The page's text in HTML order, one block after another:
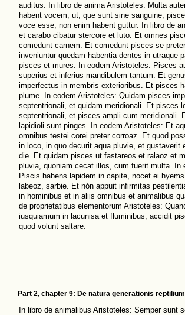
auditus. In libro de anima Aristoteles: Multa
habent vocem, ut, que sunt sine sanguine,
voce esse, non enim habent guttur. In libro de
et carabo cibatur stercore et luto. Et omnes
comedunt carnem. Et comedunt pisces se
inveniuntur quedam habentia dentes in utraque
pisces et mures. In eodem Aristoteles: Pisces
superius et inferius mandibulem tantum. Et
imperfectus in membris exterioribus. Et pisces
plume. In eodem Aristoteles: Quidam pisces
septentrionali, et quidam meridionali. Et pisces
septentrionali, et pisces ampli cum meridionali.
lapidioli sunt pinges. In eodem Aristoteles: Et
omnibus testei corei preter corroaz. Et quod
in loco, in quo decurit aqua pluvie, et gustaverit
die. Et quidam pisces ut fastareos et ralaoz et
pluvia, quoniam cecat illos, cum fuerit multa. In
Piscis habens lapidem in capite, nocet ei
labeoz, sarbie. Et nón appuit infirmitas
in hominibus et in aliis omnibus et animalibus
de proprietatibus elementorum Aristoteles:
iusquiamum in lacunisa et fluminibus, accidit
quod volunt saltare.
Part 2, chapter 9: De natura generationis
In libro de animalibus Aristoteles: Semper sunt